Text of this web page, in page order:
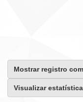
Mostrar registro
Visualizar